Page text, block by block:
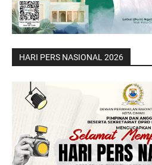
HARI PERS NASIONAL 2026